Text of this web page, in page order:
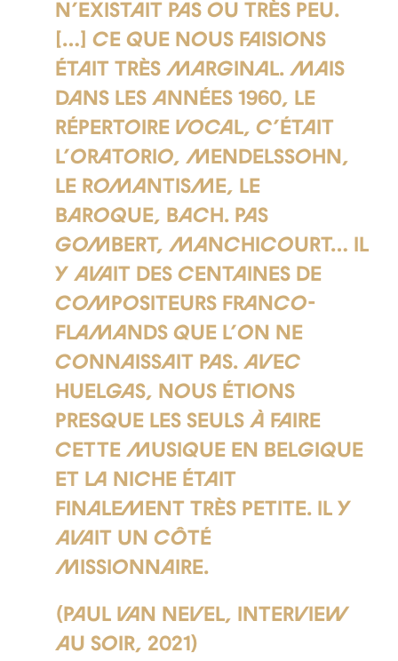
n’existait pas ou très peu.
[…] Ce que nous faisions
était très marginal. Mais
dans les années 1960, le
répertoire vocal, c’était
l’oratorio, Mendelssohn,
le romantisme, le
baroque, Bach. Pas
Gombert, Manchicourt… Il
y avait des centaines de
compositeurs franco-
flamands que l’on ne
connaissait pas. Avec
Huelgas, nous étions
presque les seuls à faire
cette musique en Belgique
et la niche était
finalement très petite. Il y
avait un côté
missionnaire.
(Paul Van Nevel, interview
au Soir, 2021)